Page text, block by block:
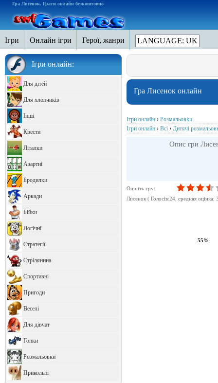
Гра Лисенок. Грати онлайн безкоштовно
Ігри Онлайн ігри Герої, жанри LANGUAGE: UK
Ігри онлайн:
Для дітей
Для хлопчиків
Інші
Квести
Літалки
Азартні
Бродилки
Аркади
Бійки
Логічні
Стратегії
Стрілянина
Спортивні
Пригоди
Веселі
Для дівчат
Гонки
Розмальовки
Прикольні
Гра Лисенок онлайн
Ігри онлайн › Розмальовки
Ігри онлайн › Всі › Дитячі
Опис гри
Оцініть гру:
Лисенок ( Голосів:24 , cредняя оцінка:
59%